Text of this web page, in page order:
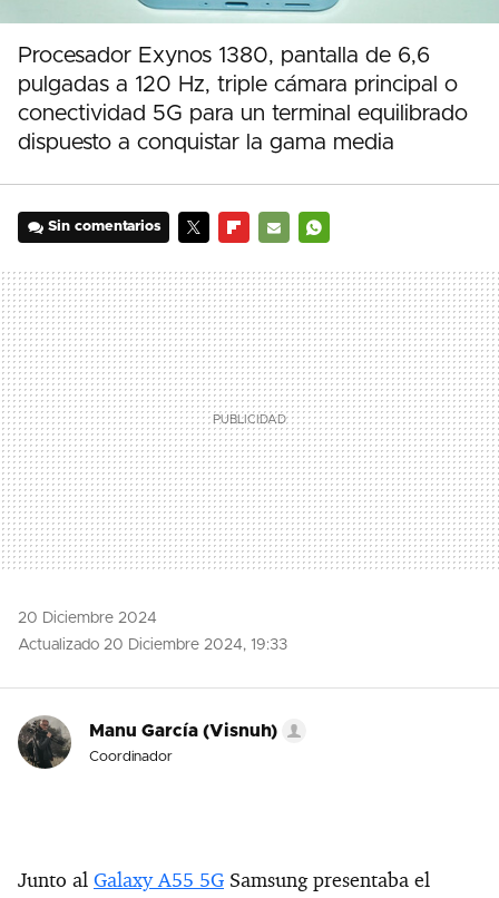
Procesador Exynos 1380, pantalla de 6,6
pulgadas a 120 Hz, triple cámara principal o
conectividad 5G para un terminal equilibrado
dispuesto a conquistar la gama media
Sin comentarios
MAIL
20 Diciembre 2024
Actualizado 20 Diciembre 2024, 19:33
Manu García (Visnuh)
Coordinador
Junto al Galaxy A55 5G Samsung presentaba el